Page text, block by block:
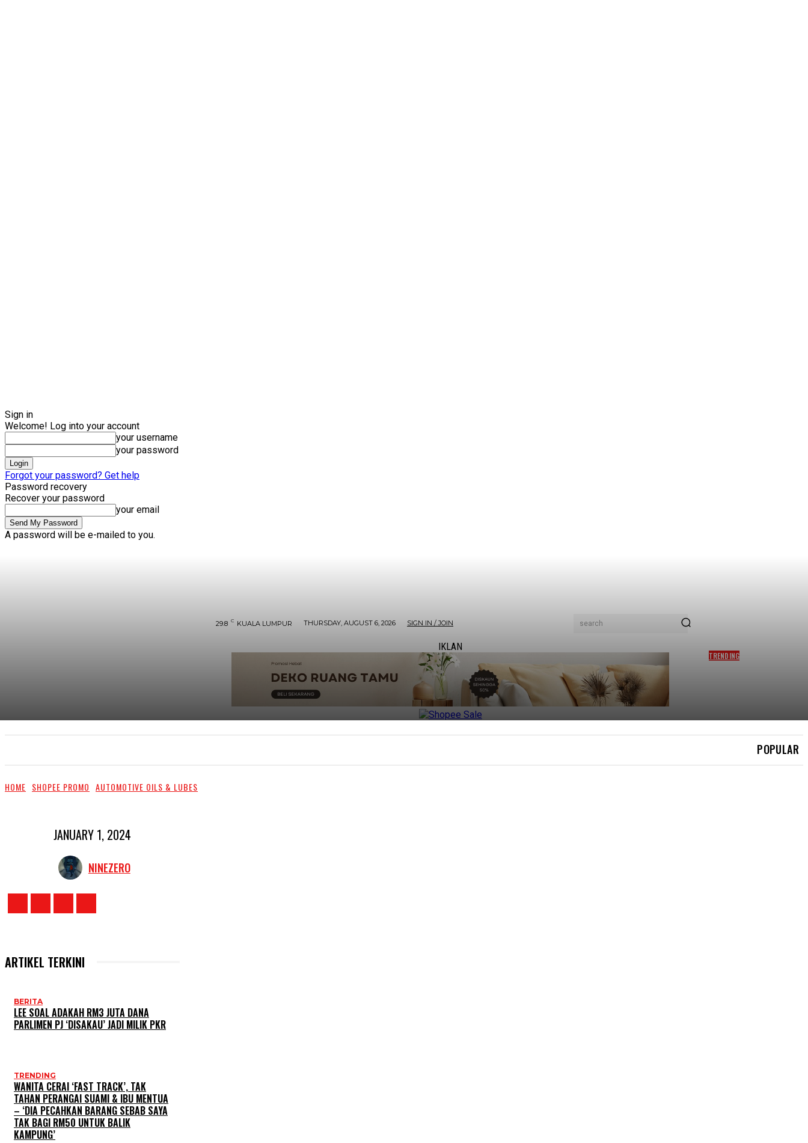
Sign in
Welcome! Log into your account
your username
your password
Forgot your password? Get help
Password recovery
Recover your password
your email
A password will be e-mailed to you.
29.8 C KUALA LUMPUR THURSDAY, AUGUST 6, 2026 SIGN IN / JOIN search
IKLAN
TRENDING
POPULAR
HOME SHOPEE PROMO AUTOMOTIVE OILS & LUBES
JANUARY 1, 2024
NINEZERO
ARTIKEL TERKINI
BERITA
LEE SOAL ADAKAH RM3 JUTA DANA
PARLIMEN PJ ‘DISAKAU’ JADI MILIK PKR
TRENDING
WANITA CERAI ‘FAST TRACK’, TAK
TAHAN PERANGAI SUAMI & IBU MENTUA
– ‘DIA PECAHKAN BARANG SEBAB SAYA
TAK BAGI RM50 UNTUK BALIK
KAMPUNG’